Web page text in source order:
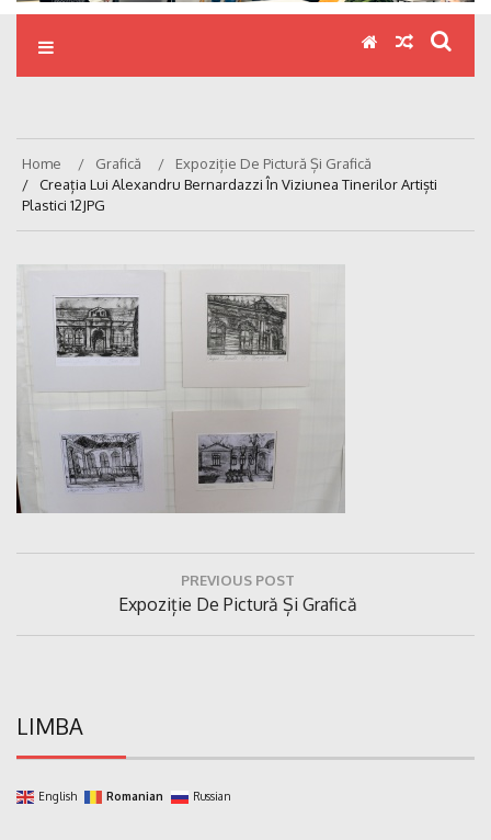
Home Grafică
Expoziție De Pictură Și Grafică
Creația Lui Alexandru Bernardazzi În Viziunea Tinerilor Artiști
Plastici 12JPG
PREVIOUS POST
Previous
Post:
Expoziție De Pictură Și Grafică
LIMBA
English Romanian Russian